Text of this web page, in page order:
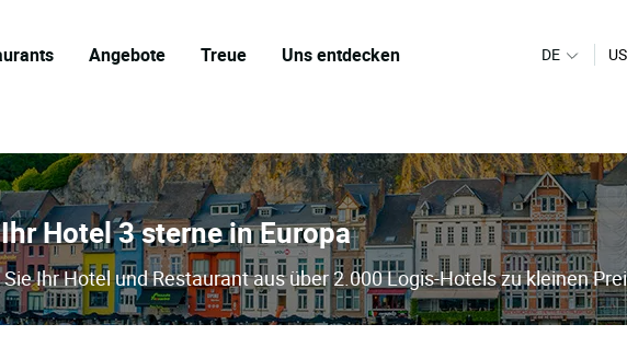
Angebote Treue Uns entdecken DE
Hotel 3 sterne in Europa
Sie Ihr Hotel und Restaurant aus über 2.000 Logis-Hotels zu kleinen